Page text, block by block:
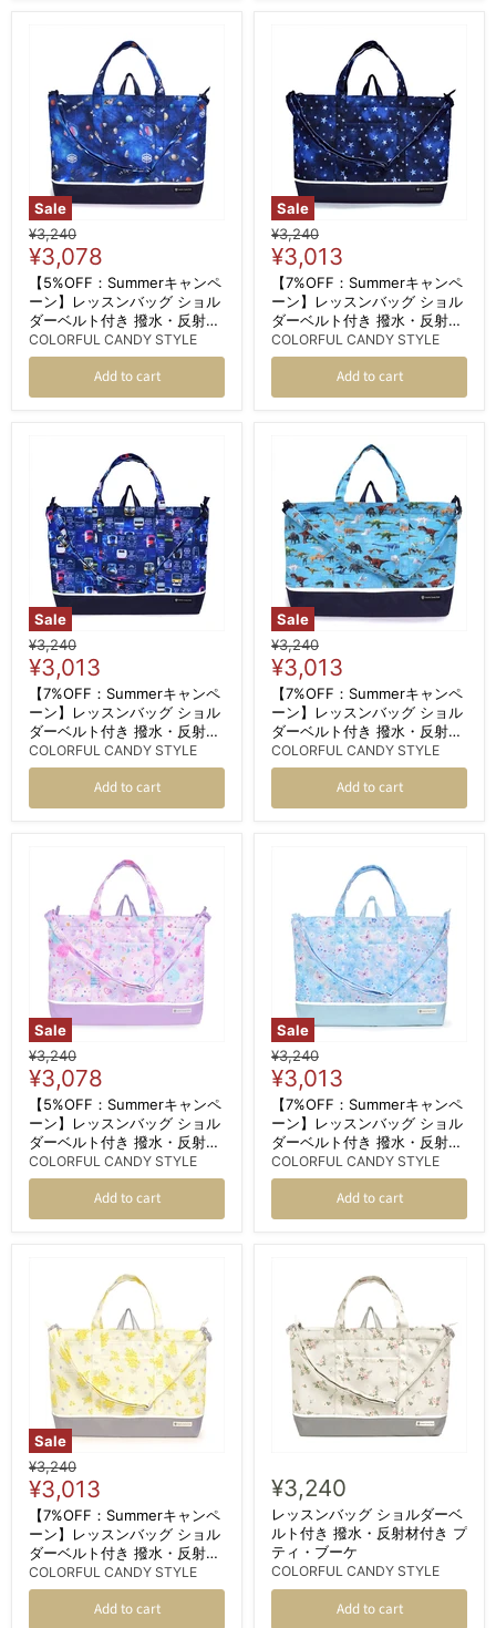
Sale
Original
price
¥3,240
Current
price
¥3,078
【5%OFF：Summerキャンペ
ーン】レッスンバッグ ショル
ダーベルト付き 撥水・反射材
付き 未来の惑星探査と宇宙船
COLORFUL CANDY STYLE
Add to cart
Sale
Original
price
¥3,240
Current
price
¥3,013
【7%OFF：Summerキャンペ
ーン】レッスンバッグ ショル
ダーベルト付き 撥水・反射材
付き スターリングシルバー
COLORFUL CANDY STYLE
Add to cart
Sale
Original
price
¥3,240
Current
price
¥3,013
【7%OFF：Summerキャンペ
ーン】レッスンバッグ ショル
ダーベルト付き 撥水・反射材
付き 電車の顔コレクション
※JR東日本商品化許諾済
COLORFUL CANDY STYLE
Add to cart
Sale
Original
price
¥3,240
Current
price
¥3,013
【7%OFF：Summerキャンペ
ーン】レッスンバッグ ショル
ダーベルト付き 撥水・反射材
付き 恐竜ワールド
COLORFUL CANDY STYLE
Add to cart
Sale
Original
price
¥3,240
Current
price
¥3,078
【5%OFF：Summerキャンペ
ーン】レッスンバッグ ショル
ダーベルト付き 撥水・反射材
付き ユニコーンファンタジー
COLORFUL CANDY STYLE
Add to cart
Sale
Original
price
¥3,240
Current
price
¥3,013
【7%OFF：Summerキャンペ
ーン】レッスンバッグ ショル
ダーベルト付き 撥水・反射材
付き ムーンライトバタフライ
COLORFUL CANDY STYLE
Add to cart
Sale
Original
price
¥3,240
Current
price
¥3,013
【7%OFF：Summerキャンペ
ーン】レッスンバッグ ショル
ダーベルト付き 撥水・反射材
付き ミモザフルール
COLORFUL CANDY STYLE
Add to cart
¥3,240
レッスンバッグ ショルダーベ
ルト付き 撥水・反射材付き プ
ティ・ブーケ
COLORFUL CANDY STYLE
Add to cart